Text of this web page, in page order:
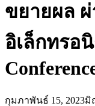
ขยายผล
อิเล็กทรอ
กุมภาพันธ์ 15, 2023มิ